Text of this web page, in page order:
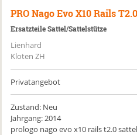
PRO Nago Evo X10 Rails T2.0
Ersatzteile Sattel/Sattelstütze
Lienhard
Kloten ZH
Privatangebot
Zustand: Neu
Jahrgang: 2014
prologo nago evo x10 rails t2.0